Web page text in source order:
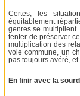
Certes, les
équitablement
genres se multiplient.
tenter de préserver
multiplication des
voie commune, un
pas toujours avéré,
En finir avec la